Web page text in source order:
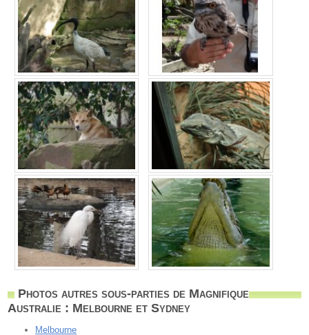
Photos autres sous-parties de Magnifique
Australie : Melbourne et Sydney
Melbourne